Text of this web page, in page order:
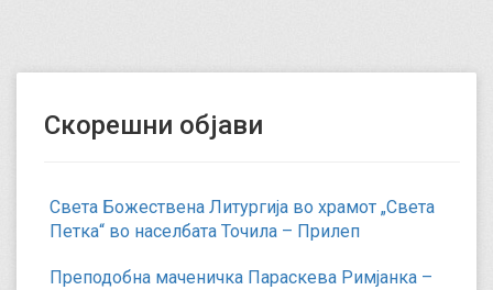
Скорешни објави
Света Божествена Литургија во храмот „Света
Петка“ во населбата Точила – Прилеп
Преподобна маченичка Параскева Римјанка –